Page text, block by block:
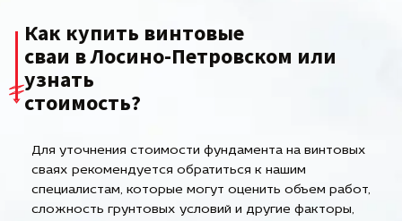
Как купить винтовые
сваи в Лосино-Петровском или
узнать
стоимость?
Для уточнения стоимости фундамента на винтовых
сваях рекомендуется обратиться к нашим
специалистам, которые могут оценить объем работ,
сложность грунтовых условий и другие факторы,